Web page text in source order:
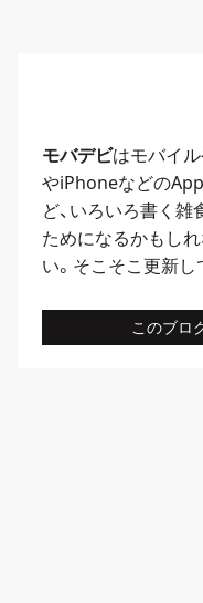
モバデビはモバイ
やiPhoneなどの
ど、いろいろ書く雑
ためになるかもし
い。そこそこ更新し
このブロ